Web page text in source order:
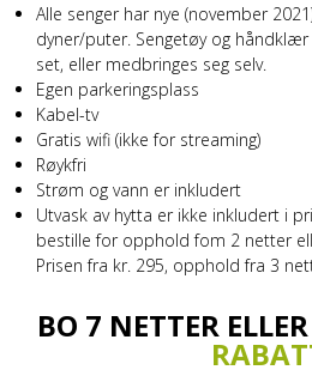
Alle senger har nye (november
dyner/puter. Sengetøy og håndklær
set, eller medbringes seg selv.
Egen parkeringsplass
Kabel-tv
Gratis wifi (ikke for streaming)
Røykfri
Strøm og vann er inkludert
Utvask av hytta er ikke inkludert i
bestille for opphold fom 2 netter
Prisen fra kr. 295, opphold fra 3
BO 7 NETTER